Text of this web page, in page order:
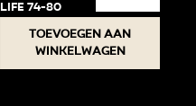
life 74-80
Toevoegen aan
winkelwagen